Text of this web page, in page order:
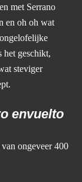
met Serrano
en oh oh wat
het geschikt,
steviger
envuelto
ongeveer 400